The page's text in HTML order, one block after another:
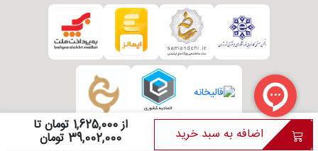
اضافه به سبد خرید از 1,625,000 تومان تا
39,002,000 تومان طراحی و توسعه : شرکت ره وب